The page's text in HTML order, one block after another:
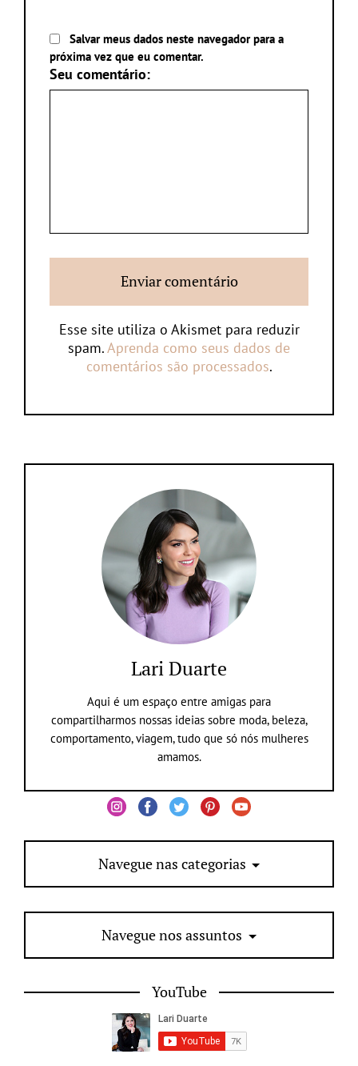
Salvar meus dados neste navegador para a
próxima vez que eu comentar.
Seu comentário:
Esse site utiliza o Akismet para reduzir
spam.Aprenda como seus dados de
comentários são processados.
Lari Duarte
Aqui é um espaço entre amigas para
compartilharmos nossas ideias sobre moda, beleza,
comportamento, viagem, tudo que só nós mulheres
amamos.
Navegue nas categorias
Navegue nos assuntos
YouTube